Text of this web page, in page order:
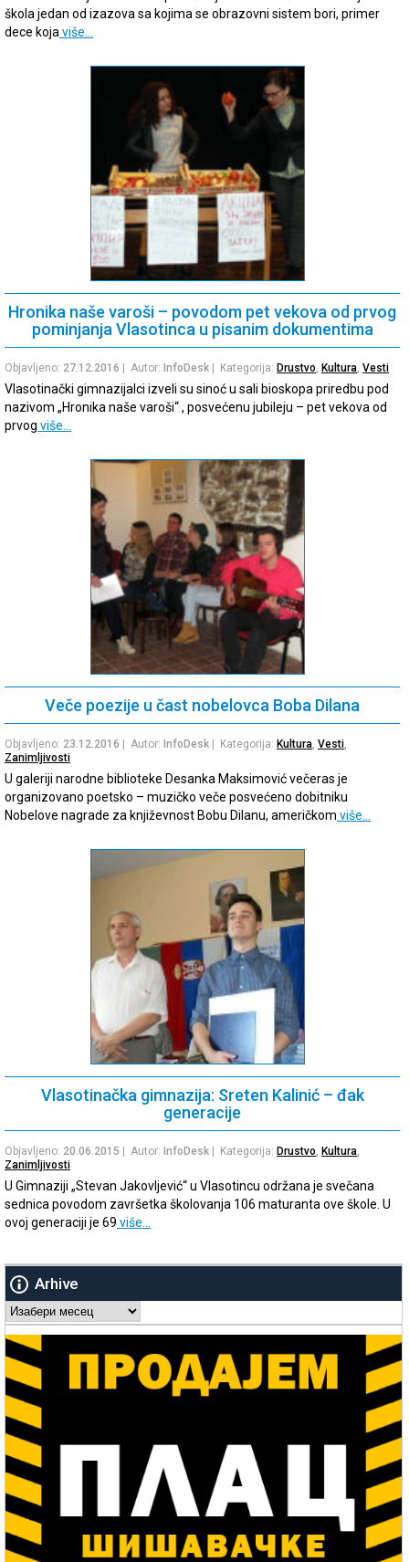
škola jedan od izazova sa kojima se obrazovni sistem bori, primer
dece koja više…
Hronika naše varoši – povodom pet vekova od prvog
pominjanja Vlasotinca u pisanim dokumentima
Objavljeno: 27.12.2016 | Autor: InfoDesk | Kategorija: Drustvo, Kultura, Vesti
Vlasotinački gimnazijalci izveli su sinoć u sali bioskopa priredbu pod
nazivom „Hronika naše varoši“ , posvećenu jubileju – pet vekova od
prvog više…
Veče poezije u čast nobelovca Boba Dilana
Objavljeno: 23.12.2016 | Autor: InfoDesk | Kategorija: Kultura Vesti
Zanimljivosti
U galeriji narodne biblioteke Desanka Maksimović večeras je
organizovano poetsko – muzičko veče posvećeno dobitniku
Nobelove nagrade za književnost Bobu Dilanu, američkom više…
Vlasotinačka gimnazija: Sreten Kalinić – đak
generacije
Objavljeno: 20.06.2015 | Autor: InfoDesk | Kategorija: Drustvo Kultura
Zanimljivosti
U Gimnaziji „Stevan Jakovljević“ u Vlasotincu održana je svečana
sednica povodom završetka školovanja 106 maturanta ove škole. U
ovoj generaciji je 69 više…
Arhive
Arhive